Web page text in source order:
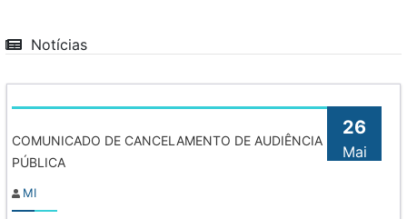
Notícias
26
Mai
COMUNICADO DE CANCELAMENTO DE AUDIÊNCIA
PÚBLICA
MI